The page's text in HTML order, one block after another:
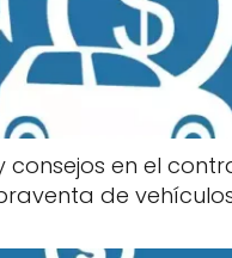
consejos en el
de